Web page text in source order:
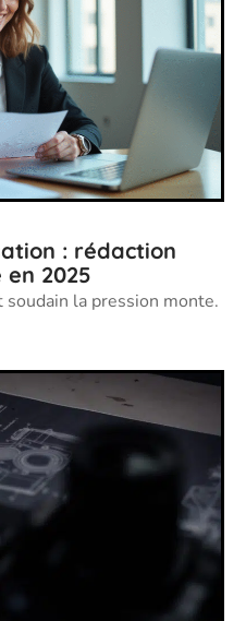
: rédaction
2025
la pression monte.